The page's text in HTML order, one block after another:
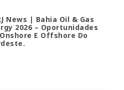
News | Bahia Oil & Gas
2026 – Oportunidades
E Offshore Do